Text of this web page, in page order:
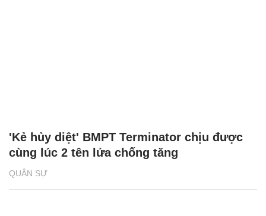
QUÂN SỰ
'Kẻ hủy diệt' BMPT Terminator chịu được
cùng lúc 2 tên lửa chống tăng